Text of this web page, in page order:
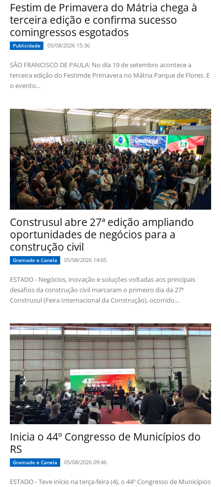
Festim de Primavera do Mátria chega à
terceira edição e confirma sucesso
comingressos esgotados
Publicidade 05/08/2026 15:36
SÃO FRANCISCO DE PAULA: No dia 19 de setembro acontece a
terceira edição do Festimde Primavera no Mátria Parque de Flores. E
o evento...
Construsul abre 27ª edição ampliando
oportunidades de negócios para a
construção civil
Gramado e Canela 05/08/2026 14:05
ESTADO - Negócios, inovação e soluções voltadas aos principais
desafios da construção civil marcaram o primeiro dia da 27ª
Construsul (Feira Internacional da Construção), ocorrido...
Inicia o 44º Congresso de Municípios do
RS
Gramado e Canela 05/08/2026 09:46
ESTADO - Teve início na terça-feira (4), o 44º Congresso de Municípios